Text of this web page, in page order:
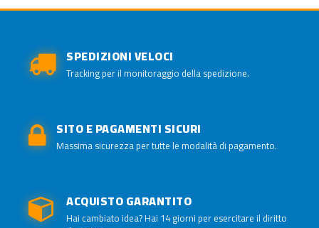
SPEDIZIONI VELOCI
Tracking per il monitoraggio della spedizione.
SITO E PAGAMENTI SICURI
Massima sicurezza per tutte le modalità di pagamento.
ACQUISTO GARANTITO
Hai cambiato idea? Hai 14 giorni per esercitare il diritto